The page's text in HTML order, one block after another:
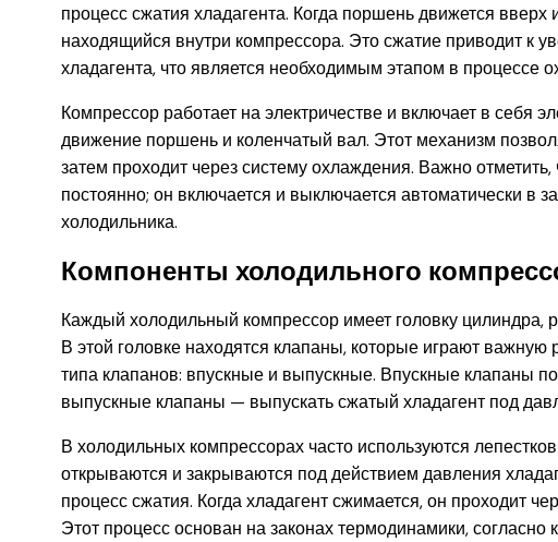
процесс сжатия хладагента. Когда поршень движется
находящийся внутри компрессора. Это сжатие приводит к
хладагента, что является необходимым этапом в процессе
Компрессор работает на электричестве и включает в себя
движение поршень и коленчатый вал. Этот механизм
затем проходит через систему охлаждения. Важно
постоянно; он включается и выключается автоматически в
холодильника.
Компоненты холодильного
Каждый холодильный компрессор имеет головку цилиндра,
В этой головке находятся клапаны, которые играют
типа клапанов: впускные и выпускные. Впускные клапаны
выпускные клапаны — выпускать сжатый хладагент под
В холодильных компрессорах часто используются
открываются и закрываются под действием давления
процесс сжатия. Когда хладагент сжимается, он проходит
Этот процесс основан на законах термодинамики,